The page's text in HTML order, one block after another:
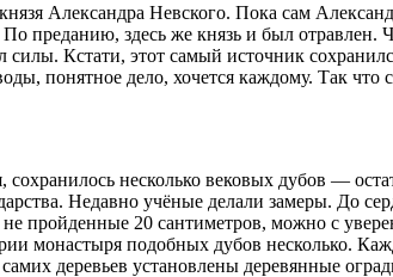
Александра Невского. Пока сам
преданию, здесь же князь и был отравлен.
силы. Кстати, этот самый источник
понятное дело, хочется каждому. Так что
несколько вековых дубов —
Недавно учёные делали замеры. До
пройденные 20 сантиметров, можно с
монастыря подобных дубов несколько.
деревьев установлены деревянные